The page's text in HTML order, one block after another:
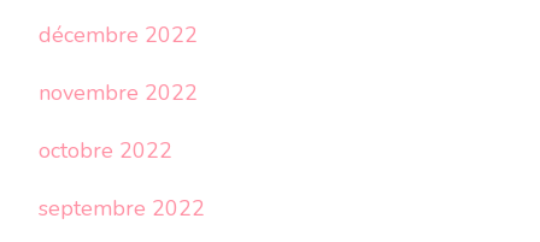
décembre 2022
novembre 2022
octobre 2022
septembre 2022